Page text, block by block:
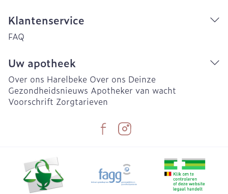
Klantenservice
FAQ
Uw apotheek
Over ons Harelbeke Over ons Deinze
Gezondheidsnieuws Apotheker van wacht
Voorschrift Zorgtarieven